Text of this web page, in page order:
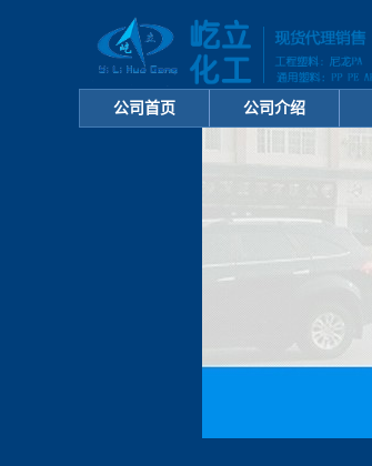
公司首页 公司介绍